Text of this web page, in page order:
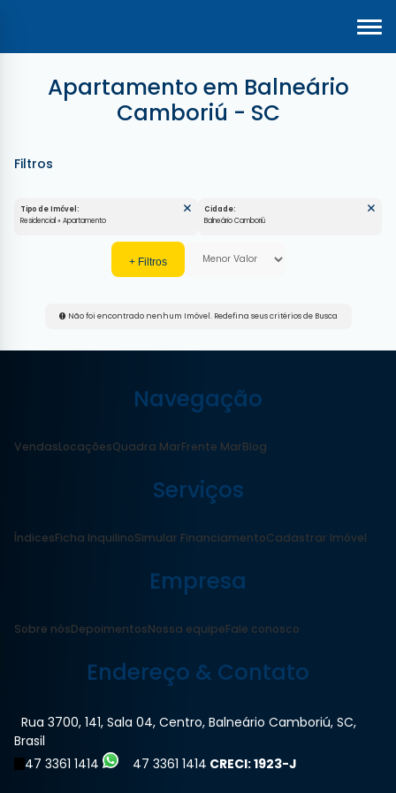
Apartamento em Balneário
Camboriú - SC
Residencial » Apartamento
Não foi encontrado nenhum Imóvel. Redefina seus critérios de Busca
Navegação
VendasLocaçõesQuadra MarFrente MarBlog
Serviços
ÍndicesFicha InquilinoSimular FinanciamentoCadastrar Imóvel
Empresa
Sobre nósDepoimentosNossa equipeFale conosco
Endereço & Contato
Rua 3700, 141, Sala 04, Centro, Balneário Camboriú, SC,
Brasil
47 3361 1414
47 3361 1414 CRECI: 1923-J